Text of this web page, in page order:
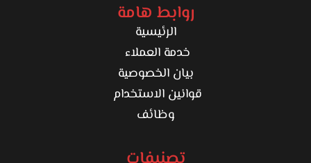
روابط هامة
الرئيسية
خدمة العملاء
بيان الخصوصية
قوانين الاستخدام
وظائف